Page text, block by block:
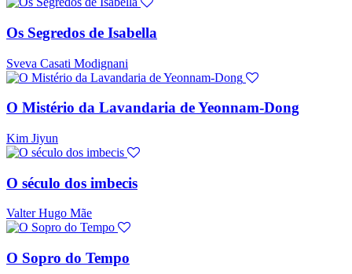
Os Segredos de Isabella
Sveva Casati Modignani
O Mistério da Lavandaria de Yeonnam-Dong
Kim Jiyun
O século dos imbecis
Valter Hugo Mãe
O Sopro do Tempo